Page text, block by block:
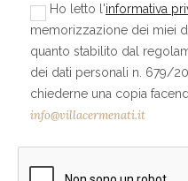
Ho letto l'informativa
memorizzazione dei miei
quanto stabilito dal
dei dati personali n. 679/
chiederne una copia
info@villacermenati.it